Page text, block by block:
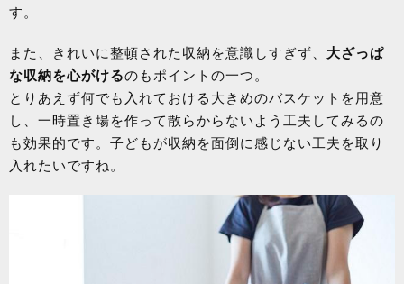
す。
また、きれいに整頓された収納を意識しすぎず、 大ざっぱ
な収納を心がけるのもポイントの一つ。
とりあえず何でも入れておける大きめのバスケットを用意
し、一時置き場を作って散らからないよう工夫してみるの
も効果的です。子どもが収納を面倒に感じない工夫を取り
入れたいですね。